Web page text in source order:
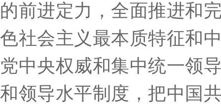
的前进定力，全面推进和
色社会主义最本质特征和
党中央权威和集中统一领
和领导水平制度，把中国